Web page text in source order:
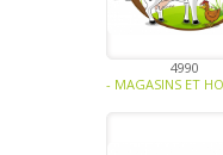
4990
- MAGASINS ET